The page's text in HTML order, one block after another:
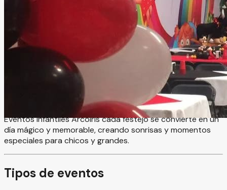
Salón de Eventos Infantiles Arcoiris es el lugar ideal para
celebrar momentos llenos de alegría, diversión y
experiencias inolvidables para los más pequeños. Este
colorido y divertido espacio es perfecto para cumpleaños,
piñatas, convivencias y eventos infantiles, ofreciendo un
ambiente seguro, dinámico y pensado para que niños y
familias disfruten al máximo cada celebración. En Salón de
Eventos Infantiles Arcoiris cada festejo se convierte en un
día mágico y memorable, creando sonrisas y momentos
especiales para chicos y grandes.
Tipos de eventos